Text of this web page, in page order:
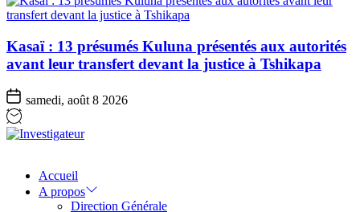
Kasaï : 13 présumés Kuluna présentés aux autorités
avant leur transfert devant la justice à Tshikapa
samedi, août 8 2026
Accueil
A propos
Direction Générale